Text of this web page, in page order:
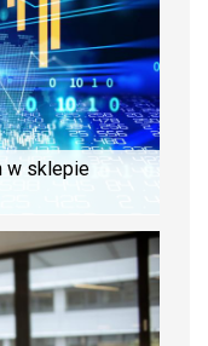
w sklepie